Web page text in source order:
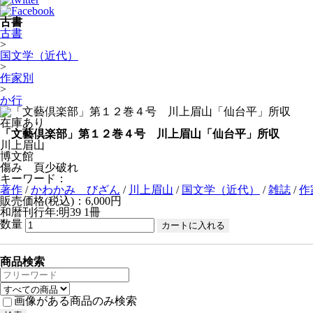
古書
古書
>
国文学（近代）
>
作家別
>
か行
在庫あり
「文藝倶楽部」第１２巻４号 川上眉山「仙台平」所収
川上眉山
博文館
傷み 頁少破れ
キーワード：
著作 /かわかみ びざん / 川上眉山 / 国文学（近代） /雑誌 /作
販売価格(税込)：6,000円
和暦刊行年:明39 1冊
数量
商品検索
画像がある商品のみ検索